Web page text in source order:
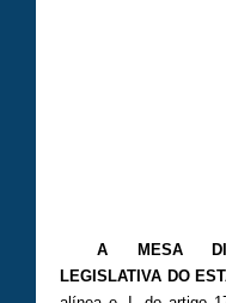
A MESA
LEGISLATIVA DO